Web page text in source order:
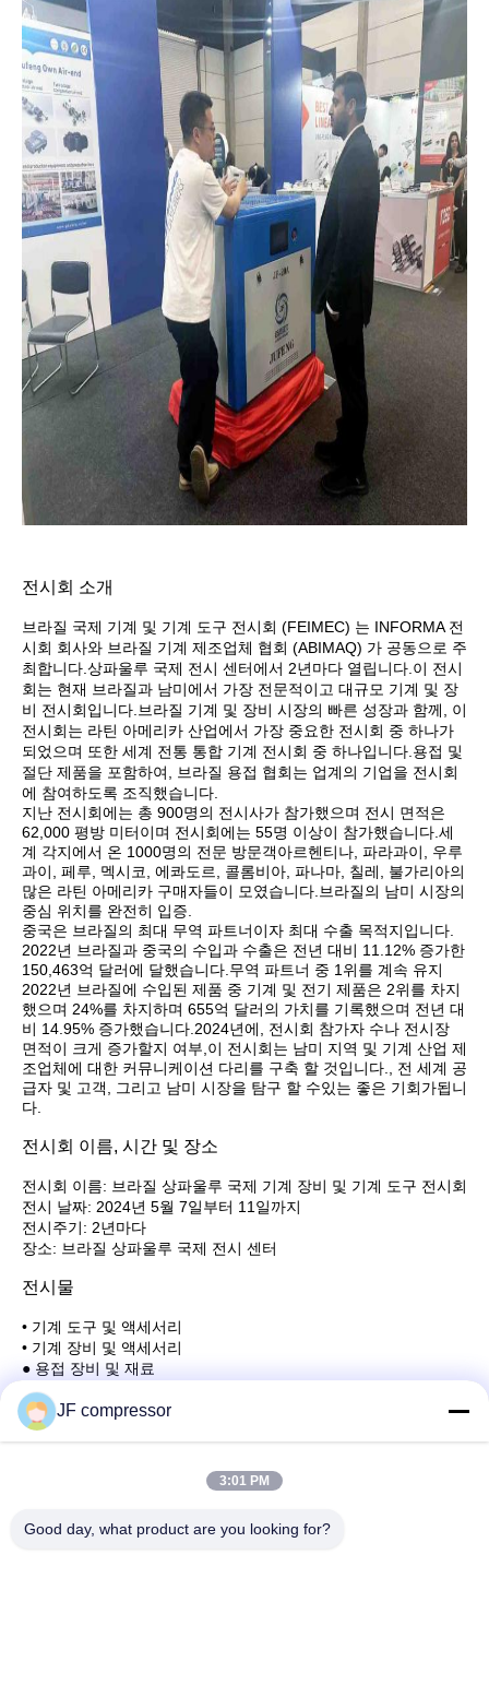
전시회 소개
브라질 국제 기계 및 기계 도구 전시회 (FEIMEC) 는 INFORMA 전
시회 회사와 브라질 기계 제조업체 협회 (ABIMAQ) 가 공동으로 주
최합니다.상파울루 국제 전시 센터에서 2년마다 열립니다.이 전시
회는 현재 브라질과 남미에서 가장 전문적이고 대규모 기계 및 장
비 전시회입니다.브라질 기계 및 장비 시장의 빠른 성장과 함께, 이
전시회는 라틴 아메리카 산업에서 가장 중요한 전시회 중 하나가
되었으며 또한 세계 전통 통합 기계 전시회 중 하나입니다.용접 및
절단 제품을 포함하여, 브라질 용접 협회는 업계의 기업을 전시회
에 참여하도록 조직했습니다.
지난 전시회에는 총 900명의 전시사가 참가했으며 전시 면적은
62,000 평방 미터이며 전시회에는 55명 이상이 참가했습니다.세
계 각지에서 온 1000명의 전문 방문객아르헨티나, 파라과이, 우루
과이, 페루, 멕시코, 에콰도르, 콜롬비아, 파나마, 칠레, 불가리아의
많은 라틴 아메리카 구매자들이 모였습니다.브라질의 남미 시장의
중심 위치를 완전히 입증.
중국은 브라질의 최대 무역 파트너이자 최대 수출 목적지입니다.
2022년 브라질과 중국의 수입과 수출은 전년 대비 11.12% 증가한
150,463억 달러에 달했습니다.무역 파트너 중 1위를 계속 유지
2022년 브라질에 수입된 제품 중 기계 및 전기 제품은 2위를 차지
했으며 24%를 차지하며 655억 달러의 가치를 기록했으며 전년 대
비 14.95% 증가했습니다.2024년에, 전시회 참가자 수나 전시장
면적이 크게 증가할지 여부,이 전시회는 남미 지역 및 기계 산업 제
조업체에 대한 커뮤니케이션 다리를 구축 할 것입니다., 전 세계 공
급자 및 고객, 그리고 남미 시장을 탐구 할 수있는 좋은 기회가됩니
다.
전시회 이름, 시간 및 장소
전시회 이름: 브라질 상파울루 국제 기계 장비 및 기계 도구 전시회
전시 날짜: 2024년 5월 7일부터 11일까지
전시주기: 2년마다
장소: 브라질 상파울루 국제 전시 센터
전시물
• 기계 도구 및 액세서리
• 기계 장비 및 액세서리
● 용접 장비 및 재료
• 산업용 장비
JF compressor
3:01 PM
Good day, what product are you looking for?